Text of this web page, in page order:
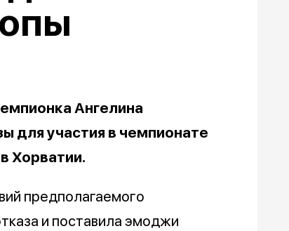
Ангелина
для участия в чемпионате
Хорватии.
предполагаемого
и поставила эмоджи